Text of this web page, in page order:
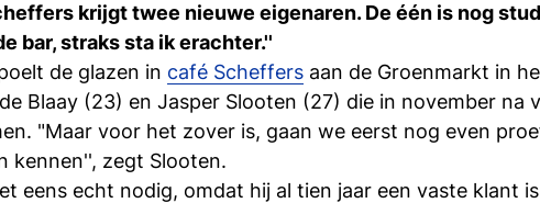
krijgt twee nieuwe eigenaren. De één is nog
bar, straks sta ik erachter.''
de glazen in café Scheffers aan de Groenmarkt in
Blaay (23) en Jasper Slooten (27) die in november na
"Maar voor het zover is, gaan we eerst nog even
kennen'', zegt Slooten.
eens echt nodig, omdat hij al tien jaar een vaste klant